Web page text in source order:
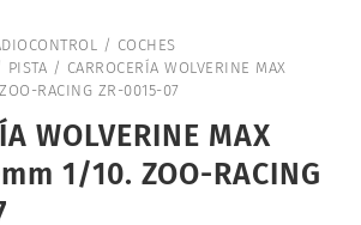
/ COCHES
PISTA / CARROCERÍA WOLVERINE MAX
RACING ZR-0015-07
WOLVERINE MAX
1/10. ZOO-RACING